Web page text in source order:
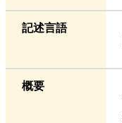
記述言語
概要